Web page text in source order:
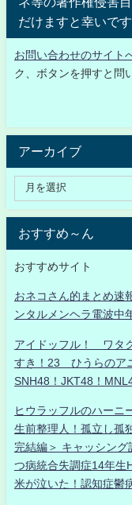
だけますと幸いです
お問い合わせのサイト
ク、ボタンを押すと問
アーカイブ
おすすめ～ん
おすすめサイト
おネコさん的まとめ速
ンタルメンヘラ電波中
アイドッフル！ ワタ
すき！23 ひうらのア
SNH48！JKT48！
ヒウラッフルのハーニ
生前整理人！孤立し孤
完結編＞ キャッシン
つ病統合失調症14年生
米が泣いた！認知症鬱